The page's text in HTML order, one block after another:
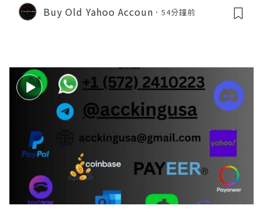
Buy Old Yahoo Accoun 54分鐘前